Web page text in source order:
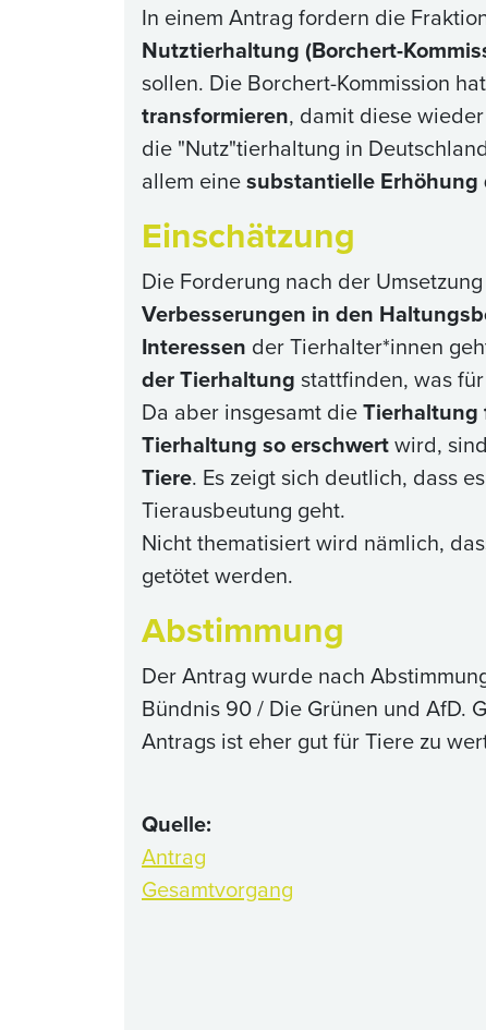
In einem Antrag fordern die
Nutztierhaltung (Borchert-
sollen. Die Borchert-Kommission
transformieren, damit diese
die "Nutz"tierhaltung in
allem einesubstantielle Erhöhung
Einschätzung
Die Forderung nach der
Verbesserungen in den
Interessen der Tierhalter*innen
der Tierhaltung stattfinden, was
Da aber insgesamt die
Tierhaltung so erschwertwird,
Tiere. Es zeigt sich deutlich, dass
Tierausbeutung geht.
Nicht thematisiert wird nämlich,
getötet werden.
Abstimmung
Der Antrag wurde nach
Bündnis 90 / Die Grünen und AfD.
Antrags ist eher gut für Tiere zu
Quelle:
Antrag
Gesamtvorgang